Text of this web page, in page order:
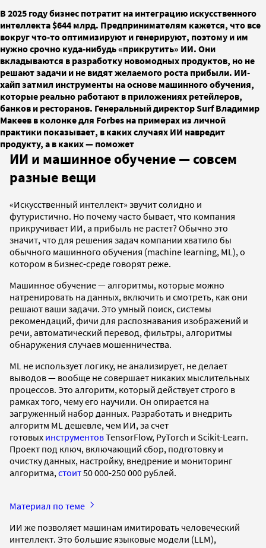
В 2025 году бизнес потратит на интеграцию искусственного
интеллекта $644 млрд. Предпринимателям кажется, что все
вокруг что-то оптимизируют и генерируют, поэтому и им
нужно срочно куда-нибудь «прикрутить» ИИ. Они
вкладываются в разработку новомодных продуктов, но не
решают задачи и не видят желаемого роста прибыли. ИИ-
хайп затмил инструменты на основе машинного обучения,
которые реально работают в приложениях ретейлеров,
банков и ресторанов. Генеральный директор Surf Владимир
Макеев в колонке для Forbes на примерах из личной
практики показывает, в каких случаях ИИ навредит
продукту, а в каких — поможет
ИИ и машинное обучение — совсем
разные вещи
«Искусственный интеллект» звучит солидно и
футуристично. Но почему часто бывает, что компания
прикручивает ИИ, а прибыль не растет? Обычно это
значит, что для решения задач компании хватило бы
обычного машинного обучения (machine learning, ML), о
котором в бизнес-среде говорят реже.
Машинное обучение — алгоритмы, которые можно
натренировать на данных, включить и смотреть, как они
решают ваши задачи. Это умный поиск, системы
рекомендаций, фичи для распознавания изображений и
речи, автоматический перевод, фильтры, алгоритмы
обнаружения случаев мошенничества.
ML не использует логику, не анализирует, не делает
выводов — вообще не совершает никаких мыслительных
процессов. Это алгоритм, который действует строго в
рамках того, чему его научили. Он опирается на
загруженный набор данных. Разработать и внедрить
алгоритм ML дешевле, чем ИИ, за счет
готовых инструментовTensorFlow, PyTorch и Scikit-Learn.
Проект под ключ, включающий сбор, подготовку и
очистку данных, настройку, внедрение и мониторинг
алгоритма, стоит50 000-250 000 рублей.
Материал по теме
ИИ же позволяет машинам имитировать человеческий
интеллект. Это большие языковые модели (LLM),